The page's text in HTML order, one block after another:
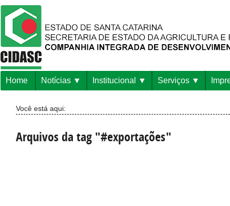
Home Notícias Institucional Serviços
Você está aqui:
Arquivos da tag "#exportações"